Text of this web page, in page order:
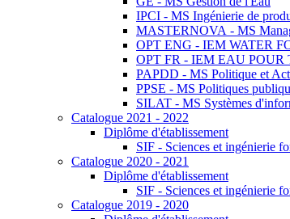
IPCI - MS Ingénierie de
MASTERNOVA - MS
OPT ENG - IEM WATER
OPT FR - IEM EAU POUR
PAPDD - MS Politique et
PPSE - MS Politiques
SILAT - MS Systèmes
Catalogue 2021 - 2022
Diplôme d'établissement
SIF - Sciences et ingénierie
Catalogue 2020 - 2021
Diplôme d'établissement
SIF - Sciences et ingénierie
Catalogue 2019 - 2020